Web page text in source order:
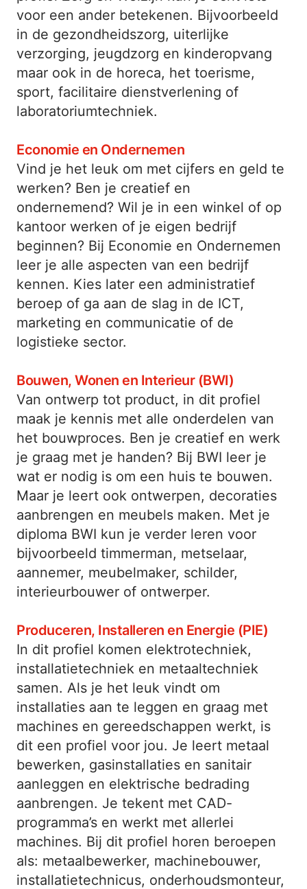
voor een ander betekenen. Bijvoorbeeld
in de gezondheidszorg, uiterlijke
verzorging, jeugdzorg en kinderopvang
maar ook in de horeca, het toerisme,
sport, facilitaire dienstverlening of
laboratoriumtechniek.
Economie en Ondernemen
Vind je het leuk om met cijfers en geld te
werken? Ben je creatief en
ondernemend? Wil je in een winkel of op
kantoor werken of je eigen bedrijf
beginnen? Bij Economie en Ondernemen
leer je alle aspecten van een bedrijf
kennen. Kies later een administratief
beroep of ga aan de slag in de ICT,
marketing en communicatie of de
logistieke sector.
Bouwen, Wonen en Interieur (BWI)
Van ontwerp tot product, in dit profiel
maak je kennis met alle onderdelen van
het bouwproces. Ben je creatief en werk
je graag met je handen? Bij BWI leer je
wat er nodig is om een huis te bouwen.
Maar je leert ook ontwerpen, decoraties
aanbrengen en meubels maken. Met je
diploma BWI kun je verder leren voor
bijvoorbeeld timmerman, metselaar,
aannemer, meubelmaker, schilder,
interieurbouwer of ontwerper.
Produceren, Installeren en Energie (PIE)
In dit profiel komen elektrotechniek,
installatietechniek en metaaltechniek
samen. Als je het leuk vindt om
installaties aan te leggen en graag met
machines en gereedschappen werkt, is
dit een profiel voor jou. Je leert metaal
bewerken, gasinstallaties en sanitair
aanleggen en elektrische bedrading
aanbrengen. Je tekent met CAD-
programma’s en werkt met allerlei
machines. Bij dit profiel horen beroepen
als: metaalbewerker, machinebouwer,
installatietechnicus, onderhoudsmonteur,